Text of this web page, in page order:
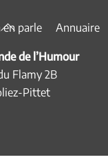
Back
Top
en parle Annuaire
de l’Humour
Flamy 2B
Pittet